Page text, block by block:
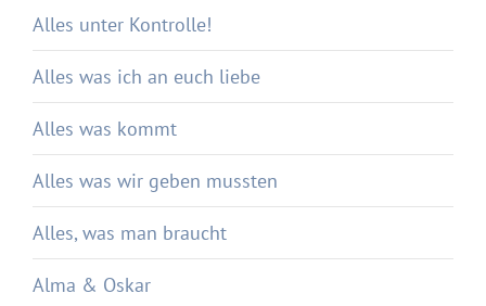
Alles unter Kontrolle!
Alles was ich an euch liebe
Alles was kommt
Alles was wir geben mussten
Alles, was man braucht
Alma & Oskar